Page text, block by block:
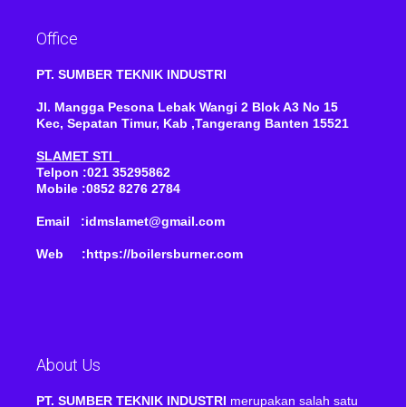
Office
PT. SUMBER TEKNIK INDUSTRI
Jl. Mangga Pesona Lebak Wangi 2 Blok A3 No 15
Kec, Sepatan Timur, Kab ,Tangerang Banten 15521
SLAMET STI
Telpon :021 35295862
Mobile :0852 8276 2784
Email :idmslamet@gmail.com
Web :https://boilersburner.com
About Us
PT. SUMBER TEKNIK INDUSTRI merupakan salah satu